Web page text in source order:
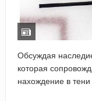
Обсуждая
которая
нахождение в